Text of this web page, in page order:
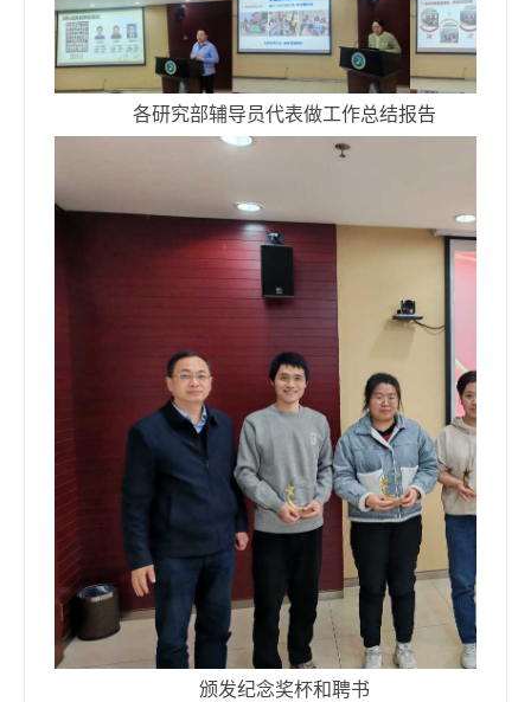
各研究部辅导员代表做工作总结报告
颁发纪念奖杯和聘书